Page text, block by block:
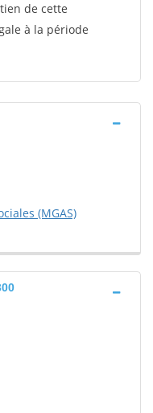
de cette
à la période
(MGAS)